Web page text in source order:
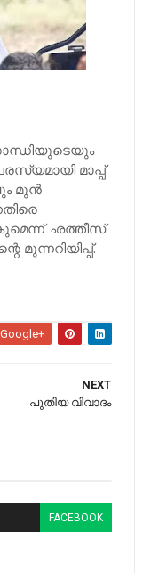
മാപ്പ്
മുന്‍
ഛത്തീസ്​
മുന്നറിയിപ്പ്.
Google+
NEXT
പുതിയ വിവാദം
FACEBOOK